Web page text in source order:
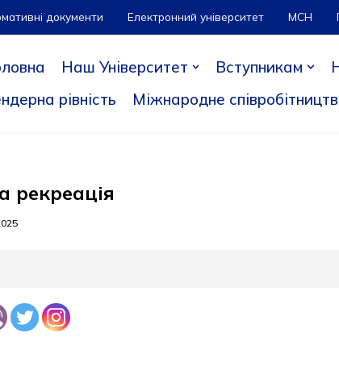
документи Електронний університет МСН
Наш Університет Вступникам
рівність
Міжнародне
рекреація